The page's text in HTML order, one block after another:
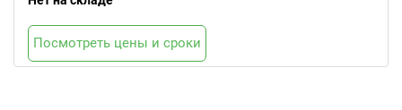
Посмотреть цены и сроки